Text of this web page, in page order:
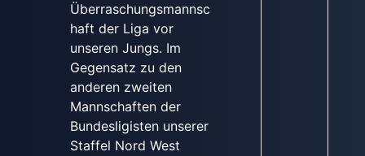
Überraschungsmannsc
haft der Liga vor
unseren Jungs. Im
Gegensatz zu den
anderen zweiten
Mannschaften der
Bundesligisten unserer
Staffel Nord West